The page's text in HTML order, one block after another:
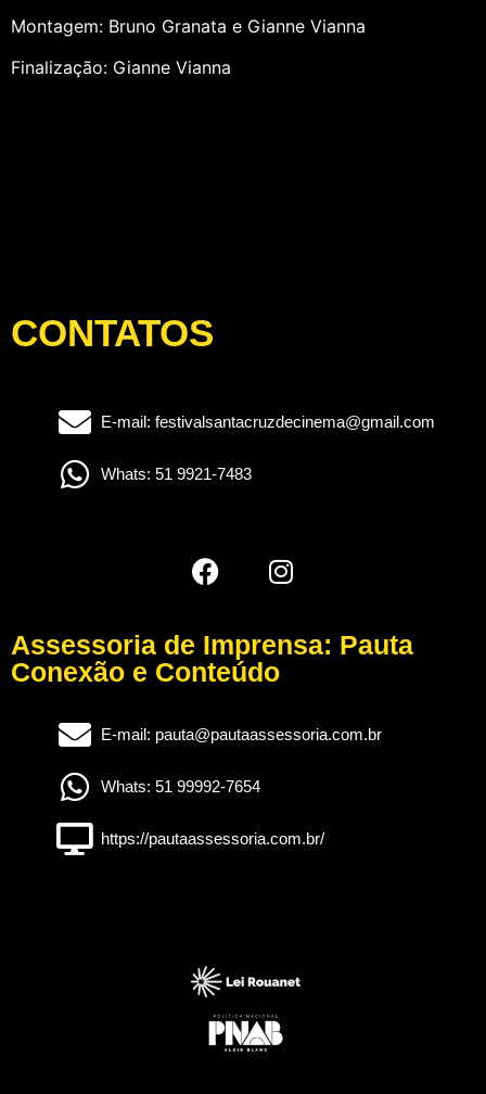
Montagem: Bruno Granata e Gianne Vianna
Finalização: Gianne Vianna
CONTATOS
E-mail: festivalsantacruzdecinema@gmail.com
Whats: 51 9921-7483
Assessoria de Imprensa: Pauta
Conexão e Conteúdo
E-mail: pauta@pautaassessoria.com.br
Whats: 51 99992-7654
https://pautaassessoria.com.br/